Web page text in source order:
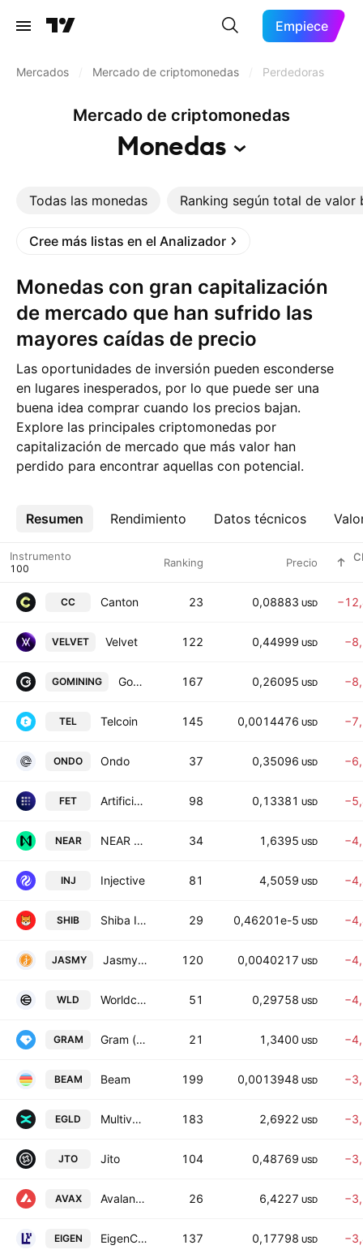
Empiece
Mercados Mercado de criptomonedas Perdedoras
Mercado de criptomonedas
Monedas
Todas las monedas Ranking según total de valor
Cree más listas en el Analizador
Monedas con gran capitalización
de mercado que han sufrido las
mayores caídas de precio
Las oportunidades de inversión pueden esconderse
en lugares inesperados, por lo que puede ser una
buena idea comprar cuando los precios bajan.
Explore las principales criptomonedas por
capitalización de mercado que más valor han
perdido para encontrar aquellas con potencial.
Resumen Rendimiento Datos técnicos
Más
Instrumento Ranking Precio
CC Canton 23 0,08883 USD
VELVET Velvet 122 0,44999 USD
GOMINING Gomining 167 0,26095 USD
TEL Telcoin 145 0,0014476 USD
ONDO Ondo 37 0,35096 USD
FET Artificial Superintelligence Alliance 98 0,13381 USD
NEAR NEAR Protocol 34 1,6395 USD
INJ Injective 81 4,5059 USD
SHIB Shiba Inu 29 0,46201e-5 USD
JASMY JasmyCoin 120 0,0040217 USD
WLD Worldcoin 51 0,29758 USD
GRAM Gram (prev. Toncoin) 21 1,3400 USD
BEAM Beam 199 0,0013948 USD
EGLD MultiversX 183 2,6922 USD
JTO Jito 104 0,48769 USD
AVAX Avalanche 26 6,4227 USD
EIGEN EigenCloud 137 0,17798 USD